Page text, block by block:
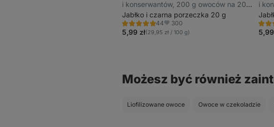
i konserwantów, 200 g owoców na 20 g
produktu
Jabłko i czarna porzeczka 20 g
44
Ocena
4.8/5,
44
Ulubione
300
5,99 zł(29,95 zł / 100 g)
i
4.9/5,
48
Możesz być również
Liofilizowane owoce Owoce w czekoladzie